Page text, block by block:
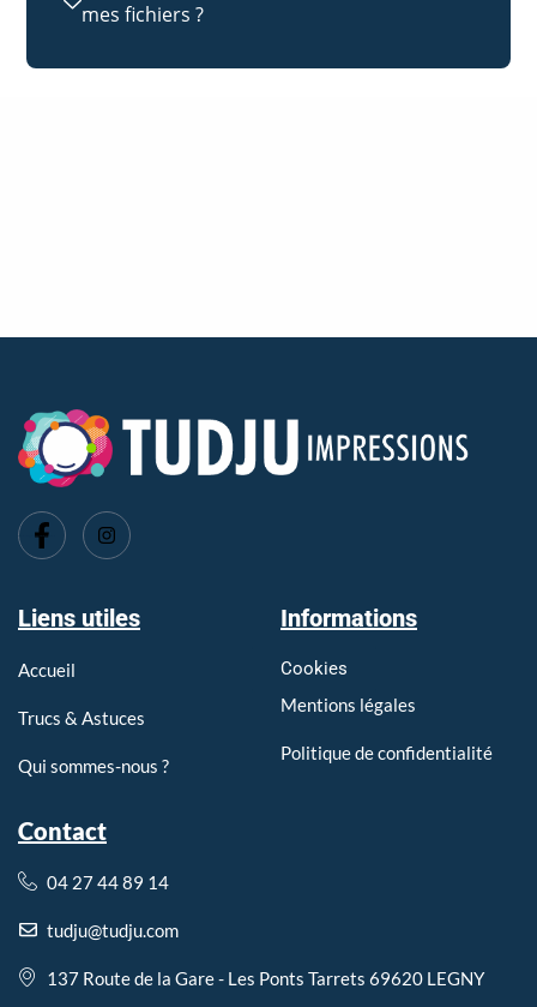
mes fichiers ?
Liens utiles
Accueil
Trucs & Astuces
Qui sommes-nous ?
Informations
Cookies
Mentions légales
Politique de confidentialité
Contact
04 27 44 89 14
tudju@tudju.com
137 Route de la Gare - Les Ponts Tarrets 69620 LEGNY